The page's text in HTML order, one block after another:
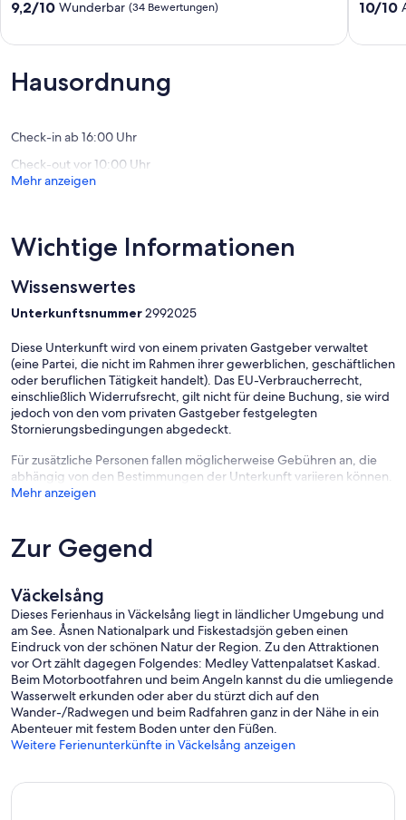
Boot
9.2
(34
Bewertungen)
9,2/10 Wunderbar (34 Bewertungen)
direkt
10.0
10/10
Hausordnung
Check-in ab 16:00 Uhr
Check-out vor 10:00 Uhr
Mehr anzeigen
Wichtige Informationen
Wissenswertes
Unterkunftsnummer2992025
Diese Unterkunft wird von einem privaten Gastgeber verwaltet
(eine Partei, die nicht im Rahmen ihrer gewerblichen, geschäftlichen
oder beruflichen Tätigkeit handelt). Das EU-Verbraucherrecht,
einschließlich Widerrufsrecht, gilt nicht für deine Buchung, sie wird
jedoch von den vom privaten Gastgeber festgelegten
Stornierungsbedingungen abgedeckt.
Für zusätzliche Personen fallen möglicherweise Gebühren an, die
abhängig von den Bestimmungen der Unterkunft variieren können.
Mehr anzeigen
Zur Gegend
Väckelsång
Dieses Ferienhaus in Väckelsång liegt in ländlicher Umgebung und
am See. Åsnen Nationalpark und Fiskestadsjön geben einen
Eindruck von der schönen Natur der Region. Zu den Attraktionen
vor Ort zählt dagegen Folgendes: Medley Vattenpalatset Kaskad.
Beim Motorbootfahren und beim Angeln kannst du die umliegende
Wasserwelt erkunden oder aber du stürzt dich auf den
Wander-/Radwegen und beim Radfahren ganz in der Nähe in ein
Abenteuer mit festem Boden unter den Füßen.
Weitere Ferienunterkünfte in Väckelsång anzeigen